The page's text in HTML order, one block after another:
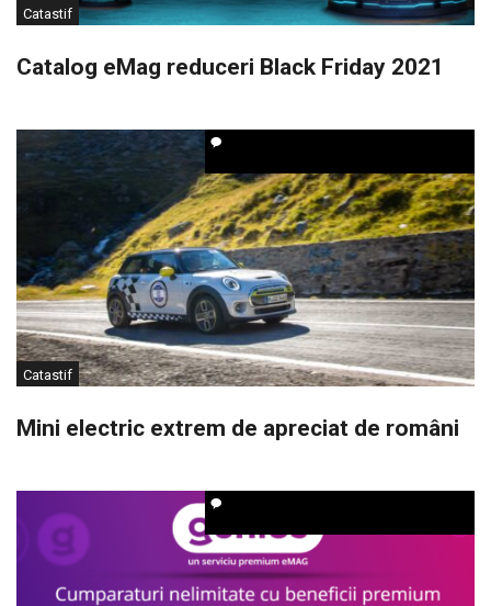
Catastif
Catalog eMag reduceri Black Friday 2021
Catastif
Mini electric extrem de apreciat de români